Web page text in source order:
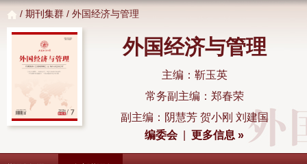
/ 期刊集群 / 外国经济与管理
外国经济与管理
主编：靳玉英
常务副主编：郑春荣
副主编：阴慧芳 贺小刚 刘建国
编委会|更多信息 »